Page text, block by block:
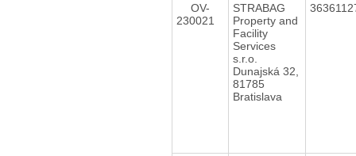
OV-
230021
STRABAG
Property and
Facility
Services
s.r.o.
Dunajská 32,
81785
Bratislava